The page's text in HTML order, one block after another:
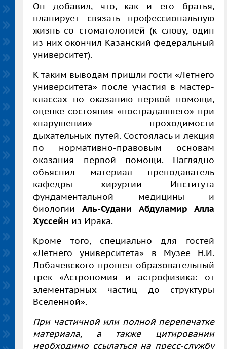
Он добавил, что, как и его братья,
планирует связать профессиональную
жизнь со стоматологией (к слову, один
из них окончил Казанский федеральный
университет).
К таким выводам пришли гости «Летнего
университета» после участия в мастер-
классах по оказанию первой помощи,
оценке состояния «пострадавшего» при
«нарушении» проходимости
дыхательных путей. Состоялась и лекция
по нормативно-правовым основам
оказания первой помощи. Наглядно
объяснил материал преподаватель
кафедры хирургии Института
фундаментальной медицины и
биологииАль-Судани Абдуламир Алла
Хуссейн из Ирака.
Кроме того, специально для гостей
«Летнего университета» в Музее Н.И.
Лобачевского прошел образовательный
трек «Астрономия и астрофизика: от
элементарных частиц до структуры
Вселенной».
При частичной или полной перепечатке
материала, а также цитировании
необходимо ссылаться на пресс-службу